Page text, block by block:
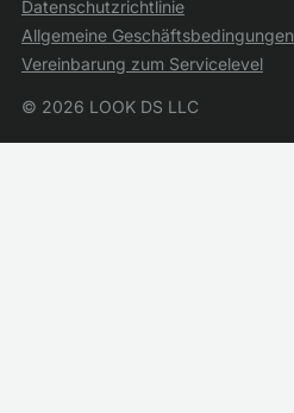
Datenschutzrichtlinie
Allgemeine Geschäftsbedingungen
Vereinbarung zum Servicelevel
© 2026 LOOK DS LLC